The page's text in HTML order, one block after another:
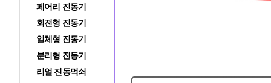
페어리 진동기
회전형 진동기
일체형 진동기
분리형 진동기
리얼 진동먹쇠